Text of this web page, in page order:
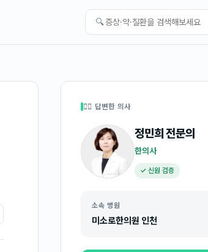
🔍
👩‍⚕️ 답변한 의사
정민희전문의
한의사
✓ 신원 검증
소속 병원
미소로한의원 인천